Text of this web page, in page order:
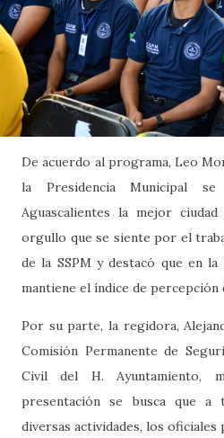
De acuerdo al programa, Leo
la Presidencia Municipal
Aguascalientes la mejor
orgullo que se siente por el
de la SSPM y destacó que en la
mantiene el índice de percepción
Por su parte, la regidora,
Comisión Permanente de
Civil del H. Ayuntamiento,
presentación se busca que a
diversas actividades, los oficiales